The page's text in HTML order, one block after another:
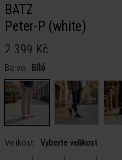
BATZ
Peter-P (white)
2 399 Kč
Barva: Bílá
Velikost: Vyberte velikost